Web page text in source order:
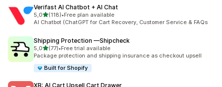
Verifast AI Chatbot + AI Chat
5,0de 5 estrelas
(118)
118 total de avaliações
•Free plan available
AI Chatbot (ChatGPT for Cart Recovery, Customer Service & FAQs
Shipping Protection —Shipcheck
5,0de 5 estrelas
(77)
77 total de avaliações
•Free trial available
Package protection and shipping insurance as checkout upsell
Built for Shopify
XB: AI Cart Upsell Cart Drawer